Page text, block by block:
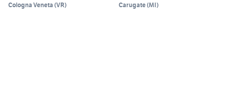
Cologna Veneta (VR) Carugate(MI)